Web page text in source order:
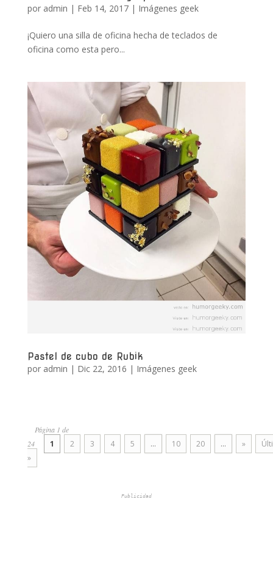
por admin | Feb 14, 2017| Imágenes geek
¡Quiero una silla de oficina hecha de teclados de
oficina como esta pero...
Pastel de cubo de Rubik
por admin | Dic 22, 2016 | Imágenes geek
Página 1 de
24
1 2 3 4 5 ... 10 20 ... »
»
Publicidad